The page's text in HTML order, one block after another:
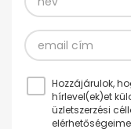
Hozzájárulok,
hírlevel(ek)et
üzletszerzési